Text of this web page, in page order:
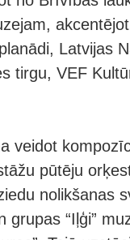
Latvijas
tirgu, VEF
veidot
pūtēju
nolikšanas
grupas “Iļģi”